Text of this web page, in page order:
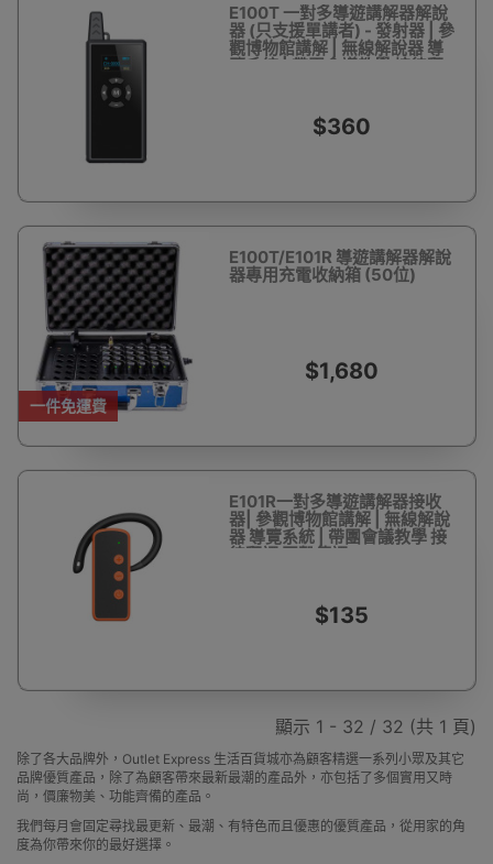
E100T 一對多導遊講解器解說
器 (只支援單講者) - 發射器 | 參
觀博物館講解 | 無線解說器 導
覽系統 | 帶團會議教學 接待翻
$360
一件免運費
E100T/E101R 導遊講解器解說
器專用充電收納箱 (50位)
$1,680
E101R一對多導遊講解器接收
器| 參觀博物館講解 | 無線解說
器 導覽系統 | 帶團會議教學 接
待翻譯 同聲傳譯
$135
顯示 1 - 32 / 32 (共 1 頁)
除了各大品牌外，Outlet Express 生活百貨城亦為顧客精選一系列小眾及其它
品牌優質產品，除了為顧客帶來最新最潮的產品外，亦包括了多個實用又時
尚，價廉物美、功能齊備的產品。
我們每月會固定尋找最更新、最潮、有特色而且優惠的優質產品，從用家的角
度為你帶來你的最好選擇。